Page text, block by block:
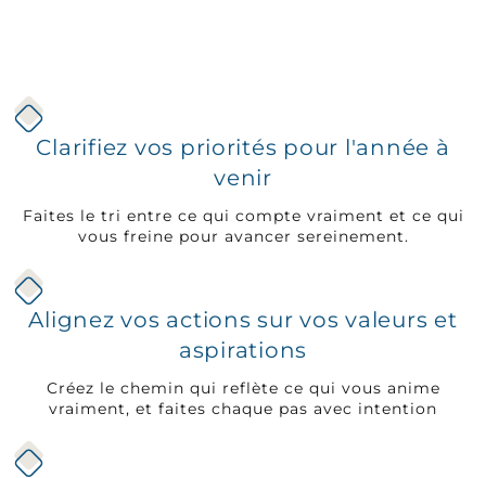
Clarifiez vos priorités pour l'année à
venir
Faites le tri entre ce qui compte vraiment et ce qui
vous freine pour avancer sereinement.
Alignez vos actions sur vos valeurs et
aspirations
Créez le chemin qui reflète ce qui vous anime
vraiment, et faites chaque pas avec intention